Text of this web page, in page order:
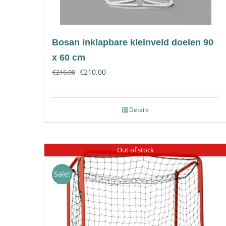
Bosan inklapbare kleinveld doelen 90
x 60 cm
€216.00 €210.00
Details
Out of stock
Sale!